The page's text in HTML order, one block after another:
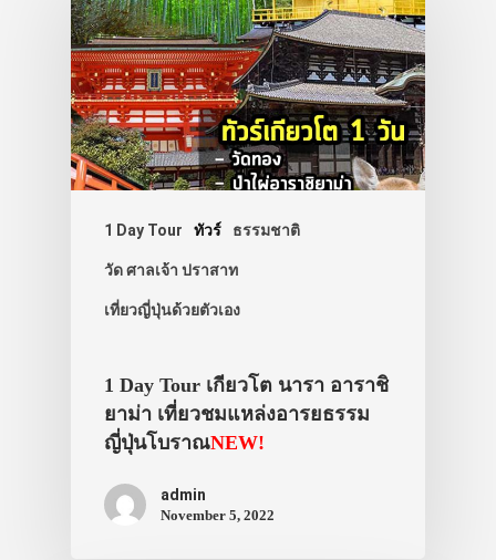
1 Day Tour ทัวร์ ธรรมชาติ
วัด ศาลเจ้า ปราสาท
เที่ยวญี่ปุ่นด้วยตัวเอง
1 Day Tour เกียวโต นารา อาราชิ
ยาม่า เที่ยวชมแหล่งอารยธรรม
ญี่ปุ่นโบราณNEW!
admin
November 5, 2022